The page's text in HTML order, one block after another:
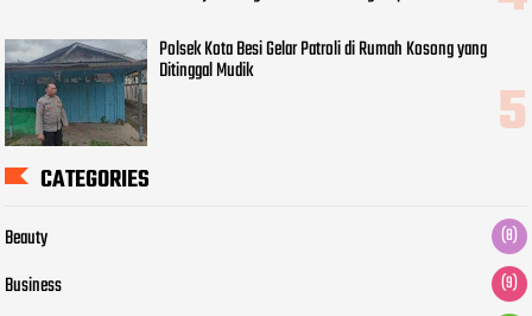
Polsek Kota Besi Gelar Patroli di Rumah Kosong yang
Ditinggal Mudik
CATEGORIES
Beauty (8)
Business (9)